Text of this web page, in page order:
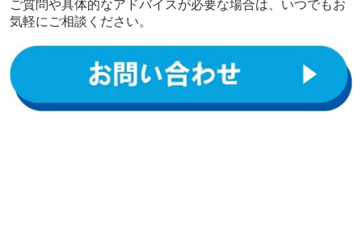
ご質問や具体的なアドバイスが必要な場合は、いつでもお
気軽にご相談ください。